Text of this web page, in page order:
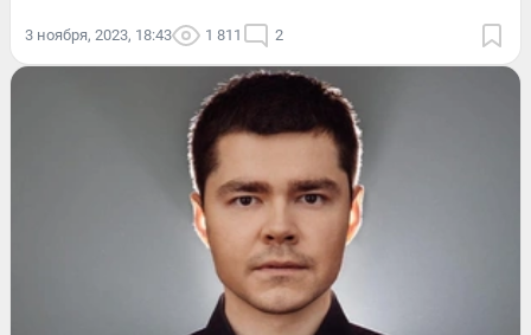
3 ноября, 2023, 18:43 1 811 2